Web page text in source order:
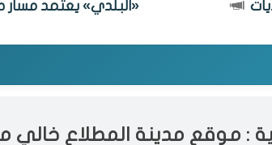
«البلدي» يعتمد مسار طريق
: موقع مدينة المطلاع خالي